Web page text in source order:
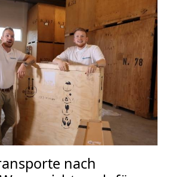
nach